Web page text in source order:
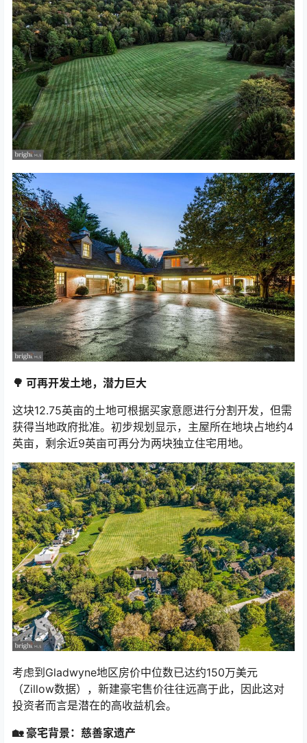
🌳 可再开发土地，潜力巨大
这块12.75英亩的土地可根据买家意愿进行分割开发，但需
获得当地政府批准。初步规划显示，主屋所在地块占地约4
英亩，剩余近9英亩可再分为两块独立住宅用地。
考虑到Gladwyne地区房价中位数已达约150万美元
（Zillow数据），新建豪宅售价往往远高于此，因此这对
投资者而言是潜在的高收益机会。
🏡 豪宅背景：慈善家遗产